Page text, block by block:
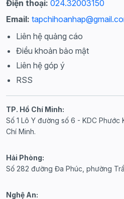
Điện thoại: 024.32003150
Email:
Liên hệ quảng cáo
Điều khoản bảo mật
Liên hệ góp ý
RSS
TP. Hồ Chí Minh:
Số 1 Lô Y đường số 6 - KDC Phước
Chí Minh.
Hải Phòng:
Số 282 đường Đa Phúc, phường
Nghệ An: